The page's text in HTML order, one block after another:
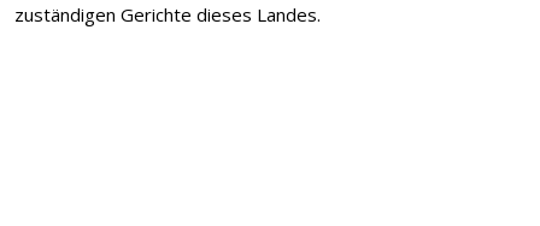
zuständigen Gerichte dieses Landes.